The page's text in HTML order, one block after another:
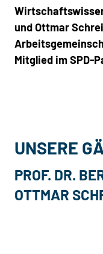
und Ottmar
Mitglied im SPD-
UNSERE
PROF. DR.
OTTMAR